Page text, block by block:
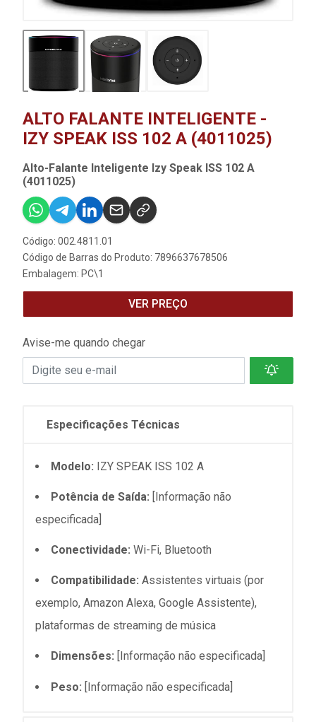
ALTO FALANTE INTELIGENTE -
IZY SPEAK ISS 102 A (4011025)
Alto-Falante Inteligente Izy Speak ISS 102 A
(4011025)
Código: 002.4811.01
Código de Barras do Produto: 7896637678506
Embalagem: PC\1
VER PREÇO
Avise-me quando chegar
Especificações Técnicas
Modelo: IZY SPEAK ISS 102 A
Potência de Saída: [Informação não
especificada]
Conectividade: Wi-Fi, Bluetooth
Compatibilidade: Assistentes virtuais (por
exemplo, Amazon Alexa, Google Assistente),
plataformas de streaming de música
Dimensões: [Informação não especificada]
Peso: [Informação não especificada]